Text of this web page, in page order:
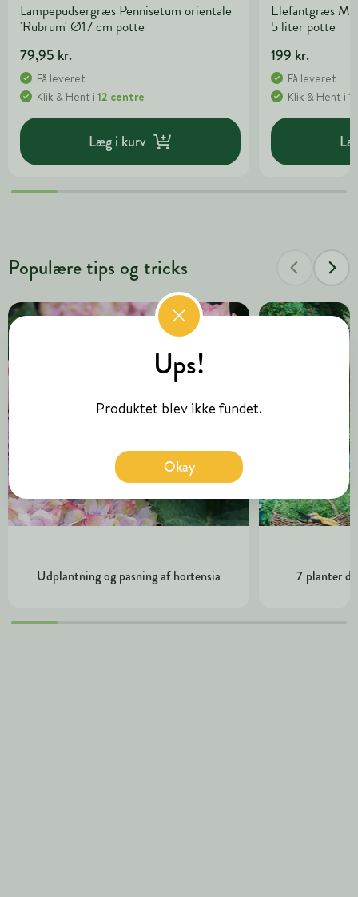
Lampepudsergræs Pennisetum orientale
'Rubrum' Ø17 cm potte
79,95 kr.
Få leveret
Klik & Hent i 12 centre
Læg i kurv
Elefantgræs
5 liter potte
199 kr.
Få leveret
Klik & Hent i
Populære tips og tricks
Udplantning og pasning af hortensia 7 planter
Ups!
Produktet blev ikke fundet.
Okay